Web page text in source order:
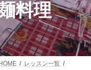
料理
レッスン一覧